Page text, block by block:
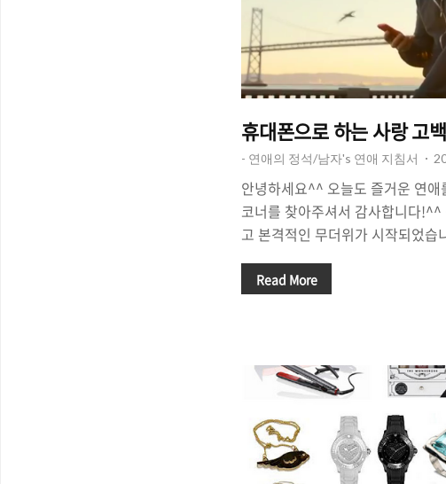
좋은 관계를 가지다가도 어느순간
휴대폰으로 하는 사랑 고
- 연애의 정석/남자's 연애 지침서
안녕하세요^^ 오늘도 즐거운 연
코너를 찾아주셔서 감사합니다
고 본격적인 무더위가 시작되었습
낸 통잔 잔고 뿐이네요^^ 오늘은
얻으면서 '어떻게 여자친구를 감동
습을 봐 왔는데요, '약간의 노력
감동시키는 좋은 방법이 될 것 같
자'는 말을 어떻게 해야 할 지 고민
있는 좋은 방법이 될 ..
Read More